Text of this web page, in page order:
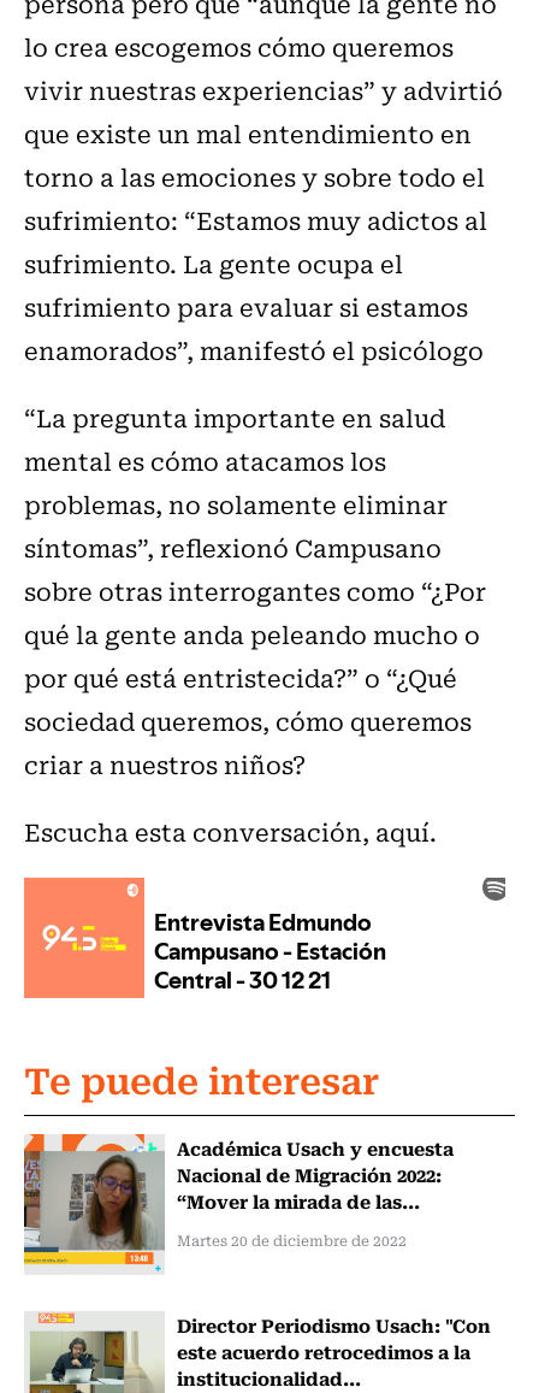
lo crea escogemos cómo queremos
vivir nuestras experiencias” y advirtió
que existe un mal entendimiento en
torno a las emociones y sobre todo el
sufrimiento: “Estamos muy adictos al
sufrimiento. La gente ocupa el
sufrimiento para evaluar si estamos
enamorados”, manifestó el psicólogo
“La pregunta importante en salud
mental es cómo atacamos los
problemas, no solamente eliminar
síntomas”, reflexionó Campusano
sobre otras interrogantes como “¿Por
qué la gente anda peleando mucho o
por qué está entristecida?” o “¿Qué
sociedad queremos, cómo queremos
criar a nuestros niños?
Escucha esta conversación, aquí.
Te puede interesar
Académica Usach y encuesta
Nacional de Migración 2022:
“Mover la mirada de las...
Martes 20 de diciembre de 2022
Director Periodismo Usach: "Con
este acuerdo retrocedimos a la
institucionalidad...